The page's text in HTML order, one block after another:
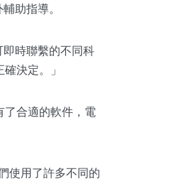
助指導。
即時聯繫的不同科
決定。」
合適的軟件，電
使用了許多不同的